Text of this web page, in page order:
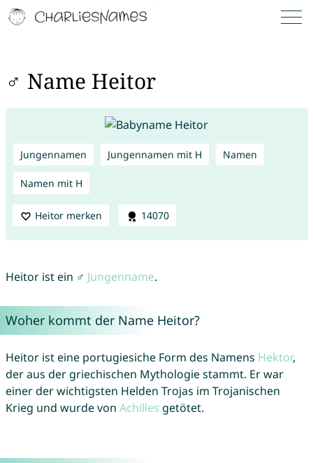
♂ Name Heitor
Jungennamen Jungennamen mit H Namen
Namen mit H
Heitor merken 14070
Heitor ist ein ♂ Jungenname.
Woher kommt der Name Heitor?
Heitor ist eine portugiesiche Form des Namens Hektor,
der aus der griechischen Mythologie stammt. Er war
einer der wichtigsten Helden Trojas im Trojanischen
Krieg und wurde von Achilles getötet.